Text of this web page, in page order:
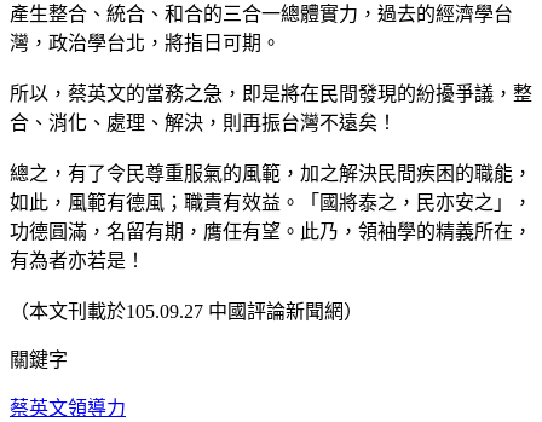
產生整合、統合、和合的三合一總體實力，過去的經濟學台
灣，政治學台北，將指日可期。
所以，蔡英文的當務之急，即是將在民間發現的紛擾爭議，整
合、消化、處理、解決，則再振台灣不遠矣！
總之，有了令民尊重服氣的風範，加之解決民間疾困的職能，
如此，風範有德風；職責有效益。「國將泰之，民亦安之」，
功德圓滿，名留有期，膺任有望。此乃，領袖學的精義所在，
有為者亦若是！
（本文刊載於105.09.27 中國評論新聞網）
關鍵字
蔡英文領導力